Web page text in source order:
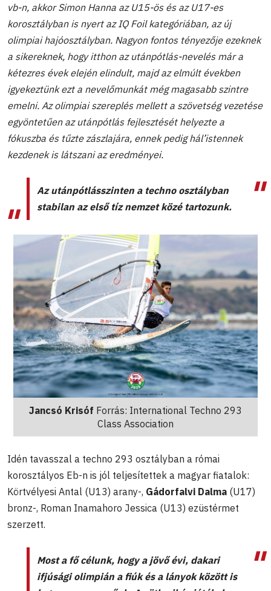
vb-n, akkor Simon Hanna az U15-ös és az U17-es
korosztályban is nyert az IQ Foil kategóriában, az új
olimpiai hajóosztályban. Nagyon fontos tényezője ezeknek
a sikereknek, hogy itthon az utánpótlás-nevelés már a
kétezres évek elején elindult, majd az elmúlt években
igyekeztünk ezt a nevelőmunkát még magasabb szintre
emelni. Az olimpiai szereplés mellett a szövetség vezetése
egyöntetűen az utánpótlás fejlesztését helyezte a
fókuszba és tűzte zászlajára, ennek pedig hál’istennek
kezdenek is látszani az eredményei.
Az utánpótlásszinten a techno osztályban
stabilan az első tíz nemzet közé tartozunk.
Jancsó Krisóf Forrás: International Techno 293
Class Association
Idén tavasszal a techno 293 osztályban a római
korosztályos Eb-n is jól teljesítettek a magyar fiatalok:
Körtvélyesi Antal (U13) arany-, Gádorfalvi Dalma (U17)
bronz-, Roman Inamahoro Jessica (U13) ezüstérmet
szerzett.
Most a fő célunk, hogy a jövő évi, dakari
ifjúsági olimpián a fiúk és a lányok között is